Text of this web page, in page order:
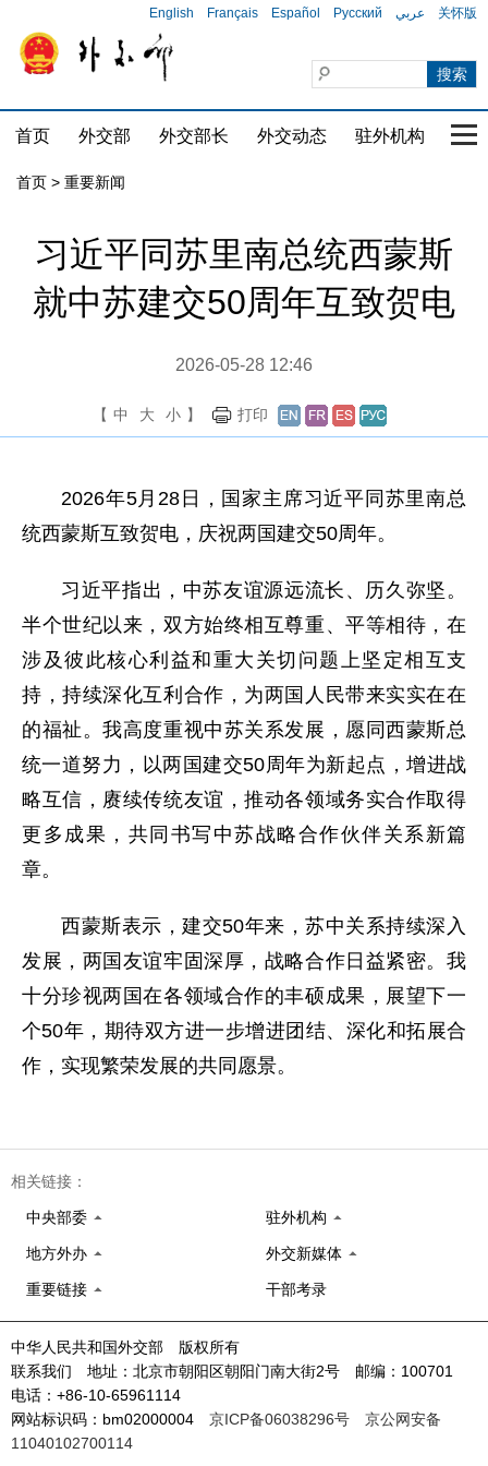
English Français Español Русский عربي 关怀版
首页 外交部 外交部长 外交动态 驻外机构 国
首页 > 重要新闻
习近平同苏里南总统西蒙斯
就中苏建交50周年互致贺电
2026-05-28 12:46
【 中 大 小 】 打印
2026年5月28日，国家主席习近平同苏里南总
统西蒙斯互致贺电，庆祝两国建交50周年。
习近平指出，中苏友谊源远流长、历久弥坚。
半个世纪以来，双方始终相互尊重、平等相待，在
涉及彼此核心利益和重大关切问题上坚定相互支
持，持续深化互利合作，为两国人民带来实实在在
的福祉。我高度重视中苏关系发展，愿同西蒙斯总
统一道努力，以两国建交50周年为新起点，增进战
略互信，赓续传统友谊，推动各领域务实合作取得
更多成果，共同书写中苏战略合作伙伴关系新篇
章。
西蒙斯表示，建交50年来，苏中关系持续深入
发展，两国友谊牢固深厚，战略合作日益紧密。我
十分珍视两国在各领域合作的丰硕成果，展望下一
个50年，期待双方进一步增进团结、深化和拓展合
作，实现繁荣发展的共同愿景。
相关链接：
中央部委 驻外机构
地方外办 外交新媒体
重要链接 干部考录
中华人民共和国外交部 版权所有
联系我们 地址：北京市朝阳区朝阳门南大街2号 邮编：100701
电话：+86-10-65961114
网站标识码：bm02000004 京ICP备06038296号
京公网安备
11040102700114